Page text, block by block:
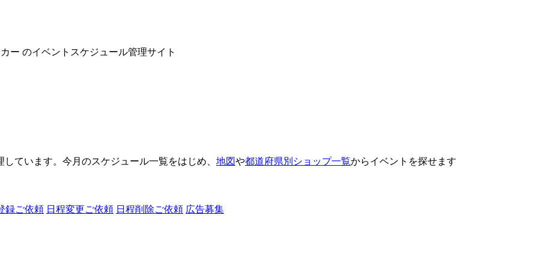
ー のイベントスケジュール管理サイト
ています。今月のスケジュール一覧をはじめ、 地図や都道府県別ショップ一覧からイベントを探せます
録ご依頼 日程変更ご依頼 日程削除ご依頼 広告募集